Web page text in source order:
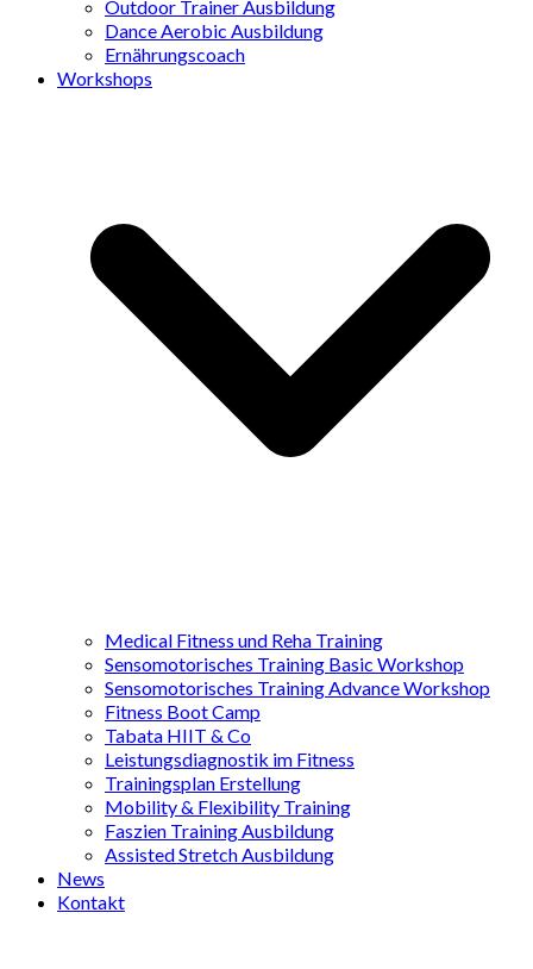
Outdoor Trainer Ausbildung
Dance Aerobic Ausbildung
Ernährungscoach
Workshops
Medical Fitness und Reha Training
Sensomotorisches Training Basic Workshop
Sensomotorisches Training Advance Workshop
Fitness Boot Camp
Tabata HIIT & Co
Leistungsdiagnostik im Fitness
Trainingsplan Erstellung
Mobility & Flexibility Training
Faszien Training Ausbildung
Assisted Stretch Ausbildung
News
Kontakt